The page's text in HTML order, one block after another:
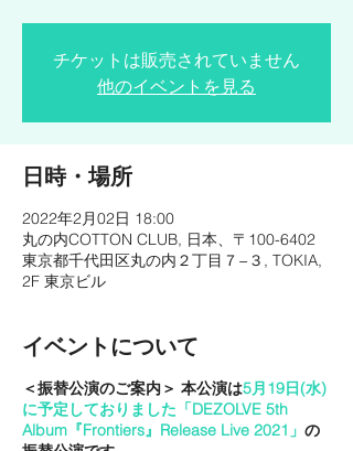
チケットは販売されていません
他のイベントを見る
日時・場所
2022年2月02日 18:00
丸の内COTTON CLUB, 日本、〒100-6402
東京都千代田区丸の内２丁目７−３, TOKIA,
2F 東京ビル
イベントについて
＜振替公演のご案内＞ 本公演は5月19日(水)
に予定しておりました「DEZOLVE 5th
Album『Frontiers』Release Live 2021」 の